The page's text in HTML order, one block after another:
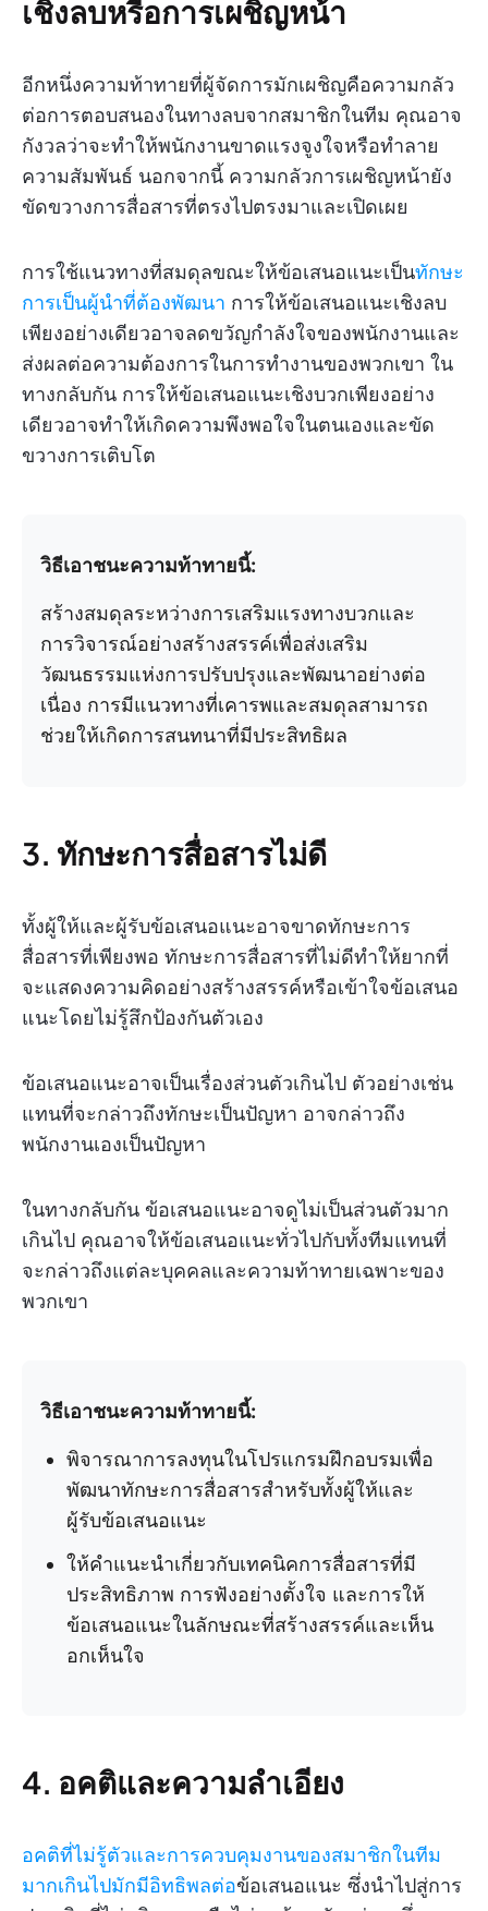
เชิงลบหรือการเผชิญหน้า
อีกหนึ่งความท้าทายที่ผู้จัดการมักเผชิญคือความกลัว
ต่อการตอบสนองในทางลบจากสมาชิกในทีม คุณอาจ
กังวลว่าจะทำให้พนักงานขาดแรงจูงใจหรือทำลาย
ความสัมพันธ์ นอกจากนี้ ความกลัวการเผชิญหน้ายัง
ขัดขวางการสื่อสารที่ตรงไปตรงมาและเปิดเผย
การใช้แนวทางที่สมดุลขณะให้ข้อเสนอแนะเป็นทักษะ
การเป็นผู้นำที่ต้องพัฒนา การให้ข้อเสนอแนะเชิงลบ
เพียงอย่างเดียวอาจลดขวัญกำลังใจของพนักงานและ
ส่งผลต่อความต้องการในการทำงานของพวกเขา ใน
ทางกลับกัน การให้ข้อเสนอแนะเชิงบวกเพียงอย่าง
เดียวอาจทำให้เกิดความพึงพอใจในตนเองและขัด
ขวางการเติบโต
วิธีเอาชนะความท้าทายนี้:
สร้างสมดุลระหว่างการเสริมแรงทางบวกและ
การวิจารณ์อย่างสร้างสรรค์เพื่อส่งเสริม
วัฒนธรรมแห่งการปรับปรุงและพัฒนาอย่างต่อ
เนื่อง การมีแนวทางที่เคารพและสมดุลสามารถ
ช่วยให้เกิดการสนทนาที่มีประสิทธิผล
3. ทักษะการสื่อสารไม่ดี
ทั้งผู้ให้และผู้รับข้อเสนอแนะอาจขาดทักษะการ
สื่อสารที่เพียงพอ ทักษะการสื่อสารที่ไม่ดีทำให้ยากที่
จะแสดงความคิดอย่างสร้างสรรค์หรือเข้าใจข้อเสนอ
แนะโดยไม่รู้สึกป้องกันตัวเอง
ข้อเสนอแนะอาจเป็นเรื่องส่วนตัวเกินไป ตัวอย่างเช่น
แทนที่จะกล่าวถึงทักษะเป็นปัญหา อาจกล่าวถึง
พนักงานเองเป็นปัญหา
ในทางกลับกัน ข้อเสนอแนะอาจดูไม่เป็นส่วนตัวมาก
เกินไป คุณอาจให้ข้อเสนอแนะทั่วไปกับทั้งทีมแทนที่
จะกล่าวถึงแต่ละบุคคลและความท้าทายเฉพาะของ
พวกเขา
วิธีเอาชนะความท้าทายนี้:
พิจารณาการลงทุนในโปรแกรมฝึกอบรมเพื่อ
พัฒนาทักษะการสื่อสารสำหรับทั้งผู้ให้และ
ผู้รับข้อเสนอแนะ
ให้คำแนะนำเกี่ยวกับเทคนิคการสื่อสารที่มี
ประสิทธิภาพ การฟังอย่างตั้งใจ และการให้
ข้อเสนอแนะในลักษณะที่สร้างสรรค์และเห็น
อกเห็นใจ
4. อคติและความลำเอียง
อคติที่ไม่รู้ตัวและการควบคุมงานของสมาชิกในทีม
มากเกินไปมักมีอิทธิพลต่อข้อเสนอแนะ ซึ่งนำไปสู่การ